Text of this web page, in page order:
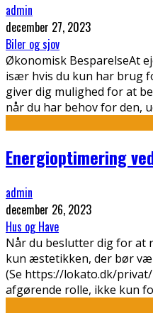
admin
december 27, 2023
Biler og sjov
Økonomisk BesparelseAt
især hvis du kun har brug
giver dig mulighed for at
når du har behov for den,
Energioptimering
admin
december 26, 2023
Hus og Have
Når du beslutter dig for at
kun æstetikken, der bør
(Se https://lokato.dk/
afgørende rolle, ikke kun